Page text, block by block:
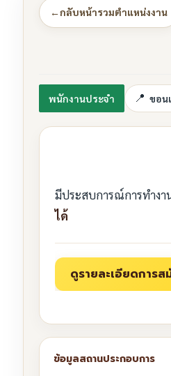
←กลับหน้ารวมตำแหน่งงาน
พนักงานประจำ ขอน
มีประสบการณ์การทำงา
ได้